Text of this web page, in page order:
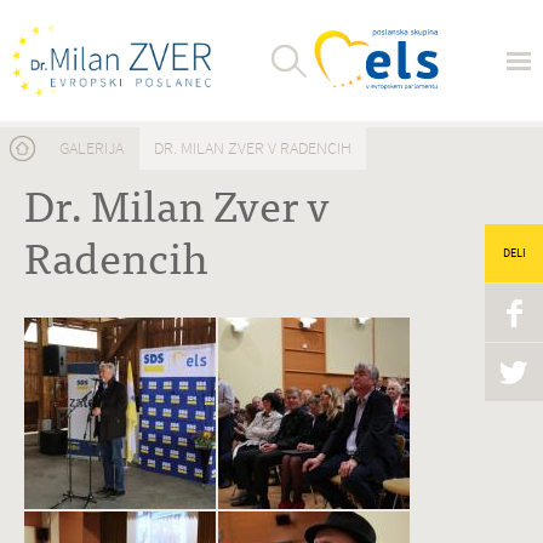
Nahajate se tukaj
GALERIJA DR. MILAN ZVER V RADENCIH
Dr. Milan Zver v
Radencih DELI